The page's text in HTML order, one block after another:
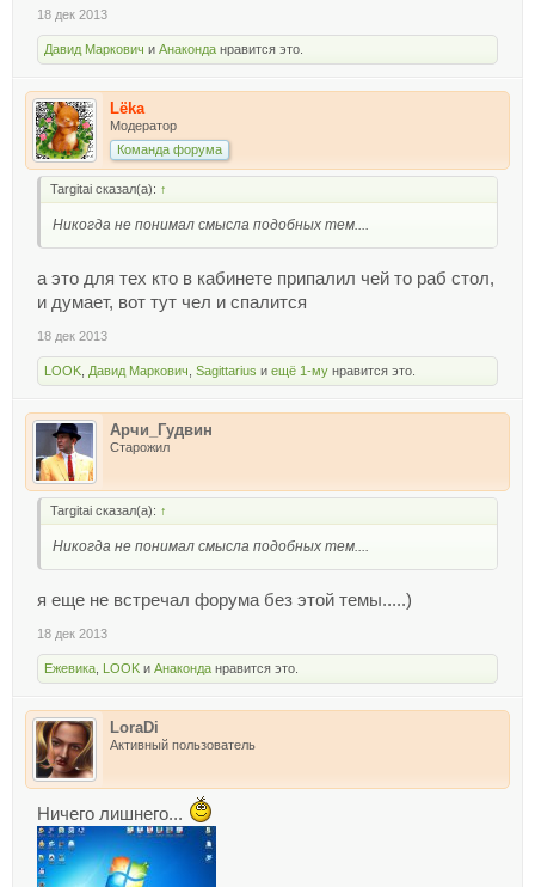
18 дек 2013
Давид Маркович и Анаконда нравится это.
Lёka
Модератор
Команда форума
Targitai сказал(а): ↑
Никогда не понимал смысла подобных тем....
а это для тех кто в кабинете припалил чей то раб стол,
и думает, вот тут чел и спалится
18 дек 2013
LOOK Давид Маркович Sagittarius и ещё 1-му нравится это.
Арчи_Гудвин
Старожил
Targitai сказал(а): ↑
Никогда не понимал смысла подобных тем....
я еще не встречал форума без этой темы.....)
18 дек 2013
Ежевика LOOK и Анаконда нравится это.
LoraDi
Активный пользователь
Ничего лишнего...